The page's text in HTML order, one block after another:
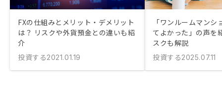
FXの仕組みとメリット・デメリット
は？ リスクや外貨預金との違いも紹
介
投資する2021.01.19
「ワンルームマン
てよかった」の声を
スクも解説
投資する2025.07.11